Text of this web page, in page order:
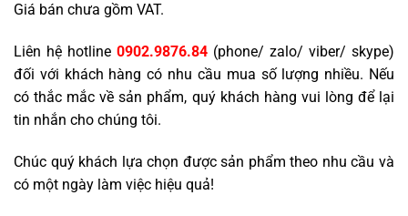
Giá bán chưa gồm VAT.
Liên hệ hotline 0902.9876.84 (phone/ zalo/ viber/ skype)
đối với khách hàng có nhu cầu mua số lượng nhiều. Nếu
có thắc mắc về sản phẩm, quý khách hàng vui lòng để lại
tin nhắn cho chúng tôi.
Chúc quý khách lựa chọn được sản phẩm theo nhu cầu và
có một ngày làm việc hiệu quả!